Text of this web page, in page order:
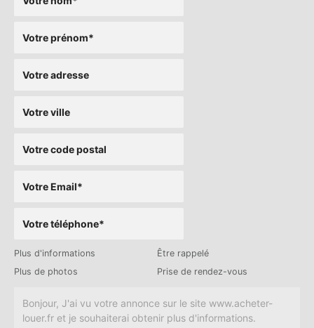
Plus d'informations
Être rappelé
Plus de photos
Prise de rendez-vous